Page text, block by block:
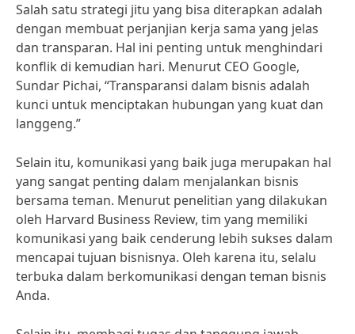
Salah satu strategi jitu yang bisa diterapkan adalah
dengan membuat perjanjian kerja sama yang jelas
dan transparan. Hal ini penting untuk menghindari
konflik di kemudian hari. Menurut CEO Google,
Sundar Pichai, “Transparansi dalam bisnis adalah
kunci untuk menciptakan hubungan yang kuat dan
langgeng.”
Selain itu, komunikasi yang baik juga merupakan hal
yang sangat penting dalam menjalankan bisnis
bersama teman. Menurut penelitian yang dilakukan
oleh Harvard Business Review, tim yang memiliki
komunikasi yang baik cenderung lebih sukses dalam
mencapai tujuan bisnisnya. Oleh karena itu, selalu
terbuka dalam berkomunikasi dengan teman bisnis
Anda.